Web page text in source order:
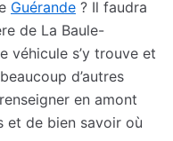
Guérande ? Il faudra
de La Baule-
véhicule s’y trouve et
d’autres
en amont
et de bien savoir où